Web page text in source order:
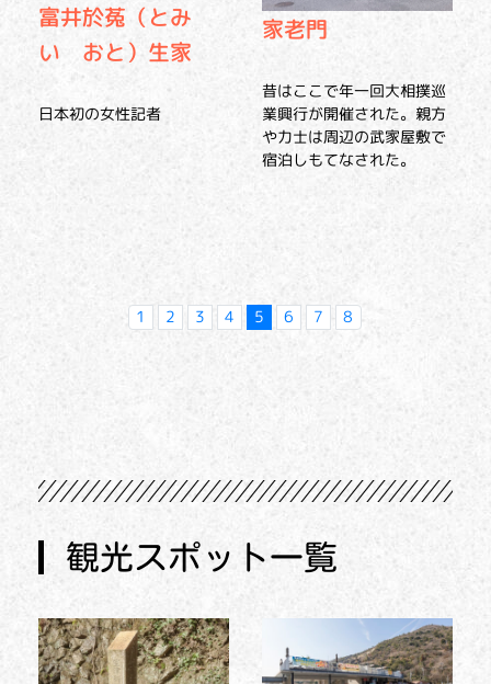
富井於菟（とみ
い おと）生家
日本初の女性記者
家老門
昔はここで年一回大相撲巡
業興行が開催された。親方
や力士は周辺の武家屋敷で
宿泊しもてなされた。
1 2 3 4 5 6 7 8
観光スポット一覧